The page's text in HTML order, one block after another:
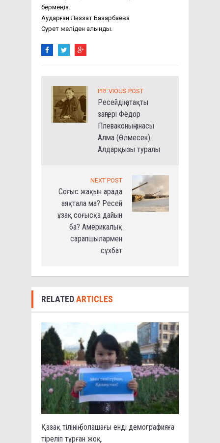
бермеңіз.
Аударған Ләззат Базарбаева
Сурет желіден алынды.
PREVIOUS POST
Ресейдің атақты
заңгері Фёдор
Плеваконың анасы
Алма (Өлмесек)
Алдарқызы туралы
NEXT POST
Соғыс жақын арада
аяқтала ма? Ресей
ұзақ соғысқа дайын
ба? Америкалық
сарапшылармен
сұхбат
RELATEDARTICLES
Қазақ тілінің болашағы енді демографияға
тіреліп тұрған жоқ.